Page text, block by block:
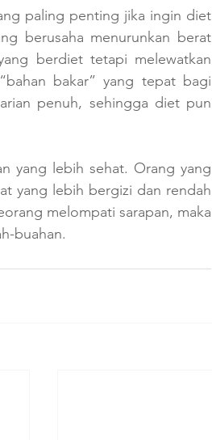
paling penting jika ingin diet
berusaha menurunkan berat
berdiet tetapi melewatkan
bakar” yang tepat bagi
penuh, sehingga diet pun
yang lebih sehat. Orang yang
yang lebih bergizi dan rendah
melompati sarapan, maka
buahan.